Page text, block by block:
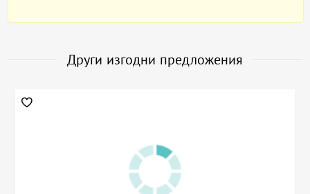
Други изгодни предложения